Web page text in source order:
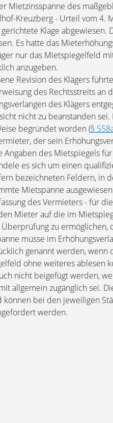
Mietzinsspanne des
Kreuzberg - Urteil vom 4.
Klage abgewiesen.
Es hatte das
nur das Mietspiegelfeld
anzugeben.
Revision des Klägers
des Rechtsstreits an
des Klägers
nicht zu beanstanden
begründet worden (§
der sein
des Mietspiegels
es sich um einen
bezeichneten Feldern, in
Mietspanne
des Vermieters - für
Mieter auf die im
zu
müsse im
genannt werden,
ohne weiteres ablesen
nicht beigefügt werden,
allgemein zugänglich sei.
können bei den jeweiligen
werden.